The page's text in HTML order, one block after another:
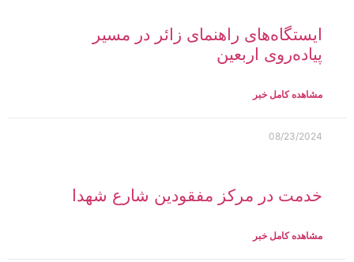
ایستگاه‌های راهنمای زائر در مسیر
پیاده‌روی اربعین
مشاهده کامل خبر
08/23/2024
خدمت در مرکز مفقودین شارع شهدا
مشاهده کامل خبر